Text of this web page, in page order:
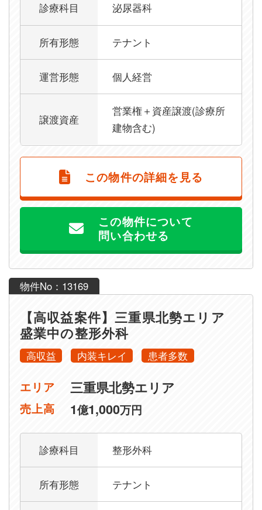
診療科目 泌尿器科
所有形態 テナント
運営形態 個人経営
譲渡資産
営業権＋資産譲渡(診療所
建物含む)
この物件の詳細を見る
この物件について
問い合わせる
物件No：13169
【高収益案件】三重県北勢エリア
盛業中の整形外科
高収益 内装キレイ 患者多数
エリア 三重県北勢エリア
売上高 1億1,000万円
診療科目 整形外科
所有形態 テナント